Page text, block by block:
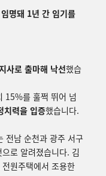
명돼 1년 간 임기를
사로 출마해 낙선했습
15%를 훌쩍 뛰어 넘
치력을 입증했습니다.
전남 순천과 광주 서구
로 알려졌습니다. 김
원주택에서 조용한